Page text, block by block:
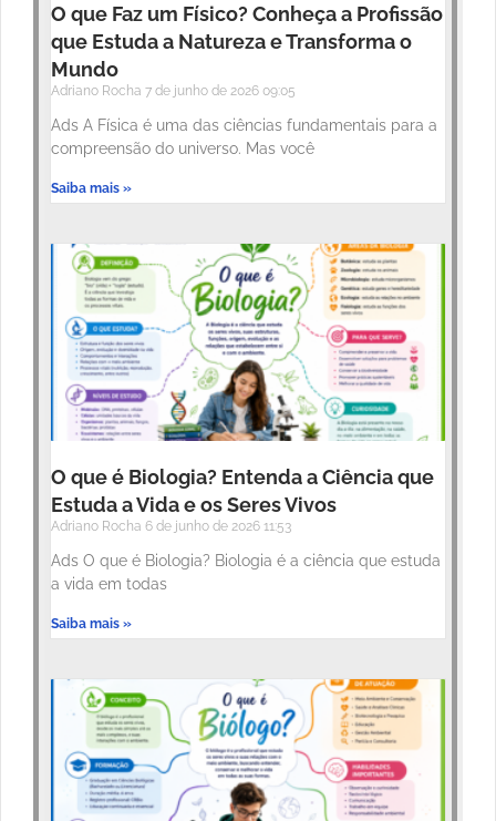
O que Faz um Físico? Conheça a Profissão
que Estuda a Natureza e Transforma o
Mundo
Adriano Rocha 7 de junho de 2026 09:05
Ads A Física é uma das ciências fundamentais para a
compreensão do universo. Mas você
Saiba mais »
O que é Biologia? Entenda a Ciência que
Estuda a Vida e os Seres Vivos
Adriano Rocha 6 de junho de 2026 11:53
Ads O que é Biologia? Biologia é a ciência que estuda
a vida em todas
Saiba mais »